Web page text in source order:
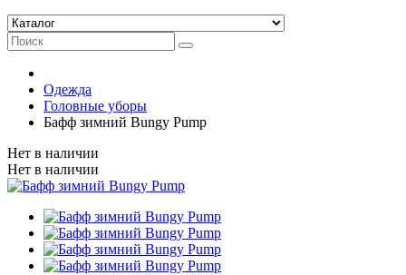
Одежда
Головные уборы
Бафф зимний Bungy Pump
Нет в наличии
Нет в наличии